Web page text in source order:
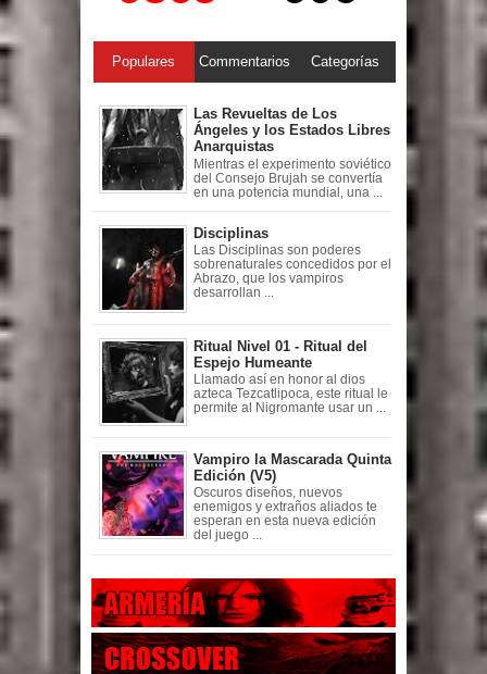
Populares Commentarios Categorías
Las Revueltas de Los
Ángeles y los Estados Libres
Anarquistas
Mientras el experimento soviético
del Consejo Brujah se convertía
en una potencia mundial, una ...
Disciplinas
Las Disciplinas son poderes
sobrenaturales concedidos por el
Abrazo, que los vampiros
desarrollan ...
Ritual Nivel 01 - Ritual del
Espejo Humeante
Llamado así en honor al dios
azteca Tezcatlipoca, este ritual le
permite al Nigromante usar un ...
Vampiro la Mascarada Quinta
Edición (V5)
Oscuros diseños, nuevos
enemigos y extraños aliados te
esperan en esta nueva edición
del juego ...